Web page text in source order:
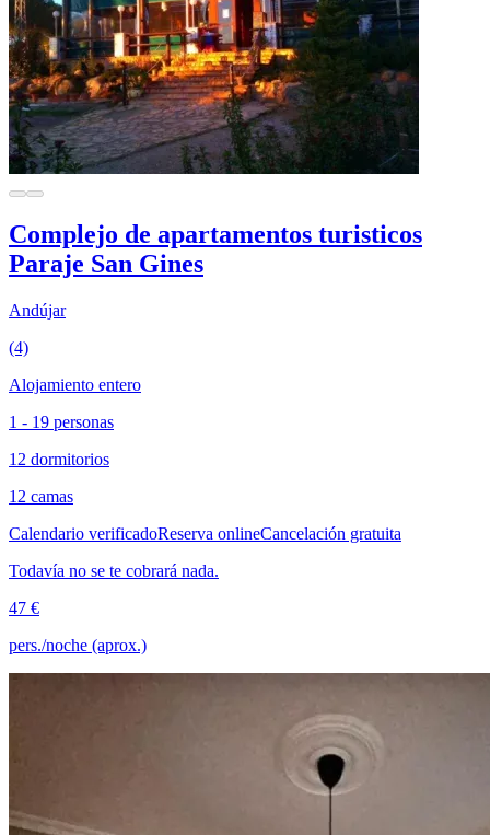
Complejo de apartamentos turisticos
Paraje San Gines
Andújar
(4)
Alojamiento entero
1 - 19 personas
12 dormitorios
12 camas
Calendario verificadoReserva onlineCancelación gratuita
Todavía no se te cobrará nada.
47 €
pers./noche (aprox.)